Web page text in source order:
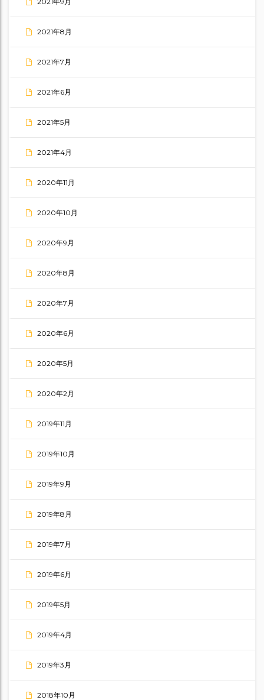
2021年8月
2021年7月
2021年6月
2021年5月
2021年4月
2020年11月
2020年10月
2020年9月
2020年8月
2020年7月
2020年6月
2020年5月
2020年2月
2019年11月
2019年10月
2019年9月
2019年8月
2019年7月
2019年6月
2019年5月
2019年4月
2019年3月
2018年10月